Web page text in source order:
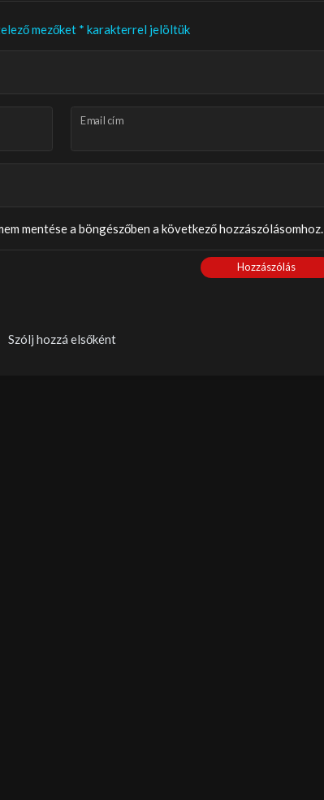
mezőket * karakterrel jelöltük
Email cím
mentése a böngészőben a következő hozzászólásomhoz.
Hozzászólás
Szólj hozzá elsőként